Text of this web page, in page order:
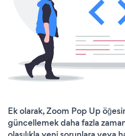
Ek olarak, Zoom Pop Up
güncellemek daha fazla